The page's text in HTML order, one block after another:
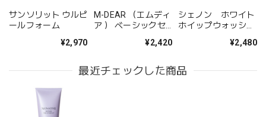
サンソリット ウルピ
ールフォーム
¥2,970
M-DEAR （エムディ
ア ） ベーシックセ
¥2,420
シェノン ホワイト
ホイップウォッシュ
¥2,480
最近チェックした商品